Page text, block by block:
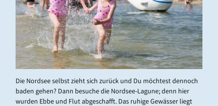
Durch das Wasser
Die Nordsee selbst zieht sich zurück und Du möchtest dennoch
baden gehen? Dann besuche die Nordsee-Lagune; denn hier
wurden Ebbe und Flut abgeschafft. Das ruhige Gewässer liegt